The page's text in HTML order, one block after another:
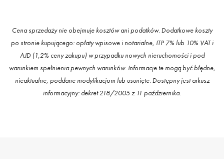
Cena sprzedaży nie obejmuje kosztów ani podatków. Dodatkowe koszty
po stronie kupującego: opłaty wpisowe i notarialne, ITP 7% lub 10% VAT i
AJD (1,2% ceny zakupu) w przypadku nowych nieruchomości i pod
warunkiem spełnienia pewnych warunków. Informacje te mogą być błędne,
nieaktualne, poddane modyfikacjom lub usunięte. Dostępny jest arkusz
informacyjny: dekret 218/2005 z 11 października.